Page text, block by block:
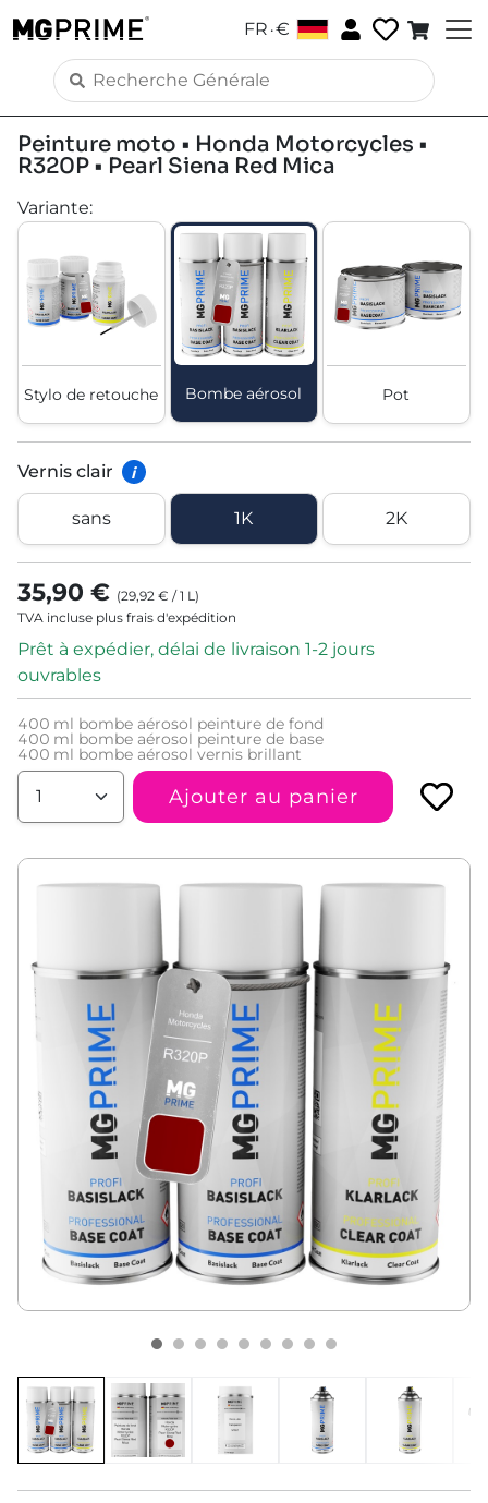
FR .€
Peinture moto • Honda Motorcycles •
R320P • Pearl Siena Red Mica
Variante:
Stylo de retouche Bombe aérosol Pot
Vernis clair i
sans 1K 2K
35,90 € (29,92 € /1 L )
TVA incluse plus frais d'expédition
Prêt à expédier, délai de livraison 1-2 jours
ouvrables
400 ml bombe aérosol peinture de fond
400 ml bombe aérosol peinture de base
400 ml bombe aérosol vernis brillant
Ajouter au panier